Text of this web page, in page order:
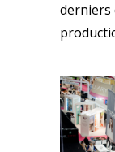
derniers